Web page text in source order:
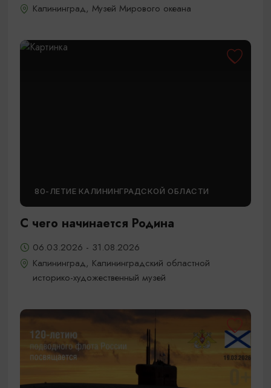
Калининград, Музей Мирового океана
80-ЛЕТИЕ КАЛИНИНГРАДСКОЙ ОБЛАСТИ
С чего начинается Родина
06.03.2026 - 31.08.2026
Калининград, Калининградский областной
историко-художественный музей